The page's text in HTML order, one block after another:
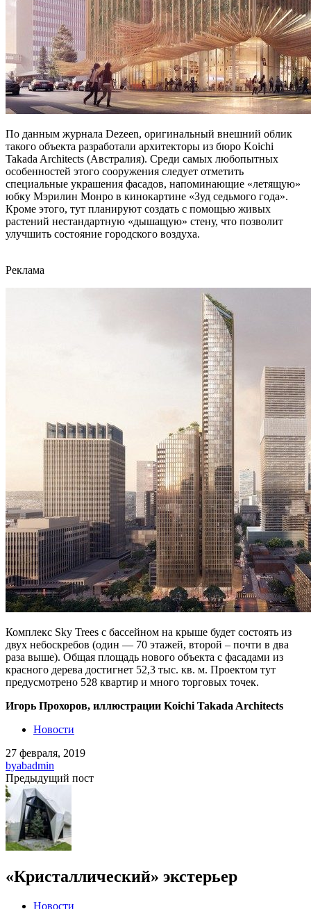
По данным журнала Dezeen, оригинальный внешний облик
такого объекта разработали архитекторы из бюро Koichi
Takada Architects (Австралия). Среди самых любопытных
особенностей этого сооружения следует отметить
специальные украшения фасадов, напоминающие «летящую»
юбку Мэрилин Монро в кинокартине «Зуд седьмого года».
Кроме этого, тут планируют создать с помощью живых
растений нестандартную «дышащую» стену, что позволит
улучшить состояние городского воздуха.
Реклама
Комплекс Sky Trees с бассейном на крыше будет состоять из
двух небоскребов (один — 70 этажей, второй – почти в два
раза выше). Общая площадь нового объекта с фасадами из
красного дерева достигнет 52,3 тыс. кв. м. Проектом тут
предусмотрено 528 квартир и много торговых точек.
Игорь Прохоров, иллюстрации Koichi Takada Architects
Новости
27 февраля, 2019
byabadmin
Предыдущий пост
«Кристаллический» экстерьер
Новости